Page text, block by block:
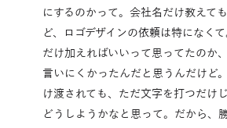
にするのかって。会社名だけ教えて
ど、ロゴデザインの依頼は特になく
だけ加えればいいって思ってたのか
言いにくかったんだと思うんだけど
け渡されても、ただ文字を打つだけ
どうしようかなと思って。だから、